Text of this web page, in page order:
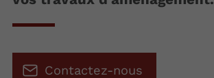
Contactez-nous